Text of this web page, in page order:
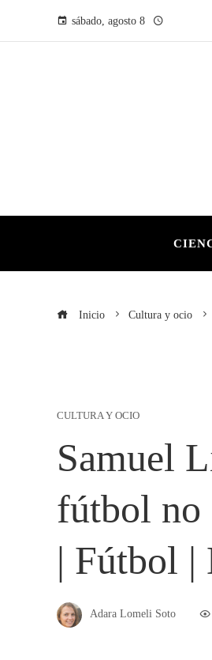
sábado, agosto 8
Inicio Cultura y ocio
CULTURA Y OCIO
Samuel
fútbol no
| Fútbol |
Adara Lomeli Soto